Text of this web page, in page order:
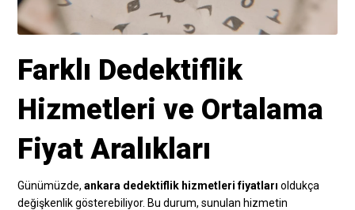
Farklı Dedektiflik
Hizmetleri ve Ortalama
Fiyat Aralıkları
Günümüzde,ankara dedektiflik hizmetleri fiyatları oldukça
değişkenlik gösterebiliyor. Bu durum, sunulan hizmetin